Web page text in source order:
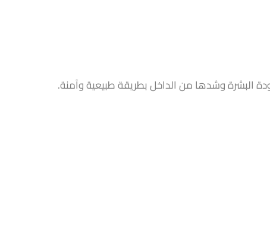
البشرة وشدها من الداخل بطريقة طبيعية وآمنة.